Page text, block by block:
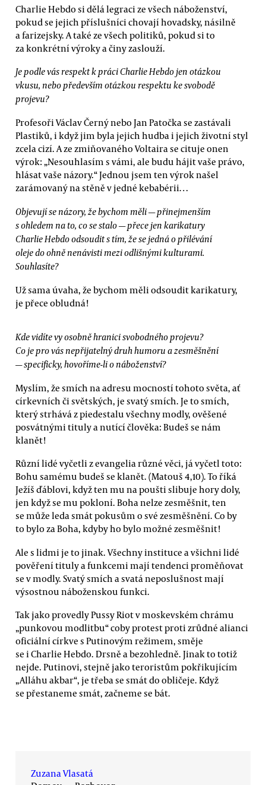
Charlie Hebdo si dělá legraci ze všech náboženství,
pokud se jejich příslušníci chovají hovadsky, násilně
a farizejsky. A také ze všech politiků, pokud si to
za konkrétní výroky a činy zaslouží.
Je podle vás respekt k práci Charlie Hebdo jen otázkou
vkusu, nebo především otázkou respektu ke svobodě
projevu?
Profesoři Václav Černý nebo Jan Patočka se zastávali
Plastiků, i když jim byla jejich hudba i jejich životní styl
zcela cizí. A ze zmiňovaného Voltaira se cituje onen
výrok: „Nesouhlasím s vámi, ale budu hájit vaše právo,
hlásat vaše názory.“ Jednou jsem ten výrok našel
zarámovaný na stěně v jedné kebabérii…
Objevují se názory, že bychom měli — přinejmenším
s ohledem na to, co se stalo — přece jen karikatury
Charlie Hebdo odsoudit s tím, že se jedná o přilévání
oleje do ohně nenávisti mezi odlišnými kulturami.
Souhlasíte?
Už sama úvaha, že bychom měli odsoudit karikatury,
je přece obludná!
Kde vidíte vy osobně hranici svobodného projevu?
Co je pro vás nepřijatelný druh humoru a zesměšnění
— specificky, hovoříme-li o náboženství?
Myslím, že smích na adresu mocností tohoto světa, ať
církevních či světských, je svatý smích. Je to smích,
který strhává z piedestalu všechny modly, ověšené
posvátnými tituly a nutící člověka: Budeš se nám
klanět!
Různí lidé vyčetli z evangelia různé věci, já vyčetl toto:
Bohu samému budeš se klanět. (Matouš 4,10). To říká
Ježíš ďáblovi, když ten mu na poušti slibuje hory doly,
jen když se mu pokloní. Boha nelze zesměšnit, ten
se může leda smát pokusům o své zesměšnění. Co by
to bylo za Boha, kdyby ho bylo možné zesměšnit!
Ale s lidmi je to jinak. Všechny instituce a všichni lidé
pověření tituly a funkcemi mají tendenci proměňovat
se v modly. Svatý smích a svatá neposlušnost mají
výsostnou náboženskou funkci.
Tak jako provedly Pussy Riot v moskevském chrámu
„punkovou modlitbu“ coby protest proti zrůdné alianci
oficiální církve s Putinovým režimem, směje
se i Charlie Hebdo. Drsně a bezohledně. Jinak to totiž
nejde. Putinovi, stejně jako teroristům pokřikujícím
„Alláhu akbar“, je třeba se smát do obličeje. Když
se přestaneme smát, začneme se bát.
Zuzana Vlasatá